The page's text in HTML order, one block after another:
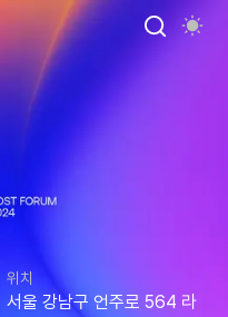
위치
서울 강남구 언주로 564 라